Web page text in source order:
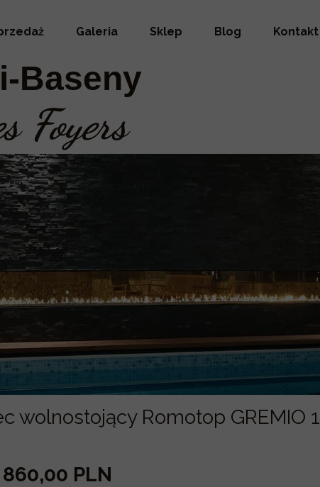
Galeria Sklep Blog Kontakt
Baseny
Foyers
PLN
wolnostojący Romotop GREMIO 1